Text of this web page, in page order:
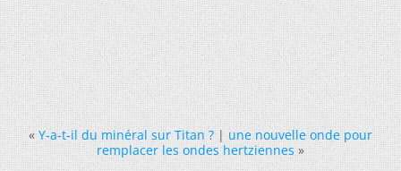
« Y-a-t-il du minéral sur Titan ?|une nouvelle onde pour
remplacer les ondes hertziennes »